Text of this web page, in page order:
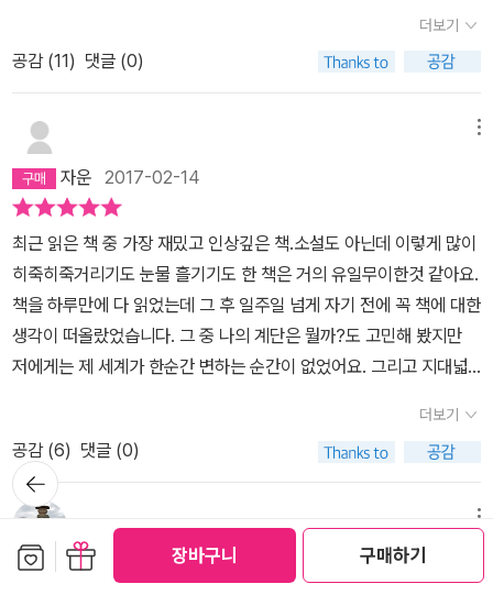
장바구니 구매하기
에 관한 생각, 자본주의에 관한 생각, 남자라면 군대가 파괴한 나의 정
신 등에대해서 생각해보고 공감하는 것도 이책을 보는 재미일 듯 하
다.
사장이 이야기한 것처럼 한 계단 올라간 것인지는 모르겠지만, 아빠
의삶의 방식과 영혼은 바뀌었다고 생각해. 생각해 보니 아빠도 그런
책들이 꽤 되는 것 같구나. 지금 그 책들을 다 이야기하려면 길어질 것
같고, 아빠도 아빠를성장하게 한 책들에 대해서 시간을 내서 정리를
한번 해봐야겠구나. 그리고 너희들도 앞으로 자라면서, 많은 책들을
만날 텐데, 어떤 책들이 너희들을 변화시킬지 궁금하구나. 아니면 벌
써 그런 책들을 만났을 수도 있고 말이야. 막둥이는 <정글에서 살아
남기>란 만화책이 그런 책들 중에 하나가아닐까 생각이 드는구나. 얼
마 전에 그 시리즈가 끝이 나서 대성통곡을 했을 정도니까 말이야.^
^ 1. 채사장은 팟캐스트를 통해서도 불편한 책을 읽으라고 권했었어.
그는책을 많이 읽는 것보다 어떤 책을 읽느냐가 더 중요하다고 생각
하는 사람이야. 사람들이 책을 읽을 때익숙한 책을 선택하는 사람과
하는 것이고, 그것이 또다른 지평을 열어준다고했어.=========
==================================두 종류
의 사람이 있다. 첫 번째는 익숙한 책을 선택하는 사람이다. 하나의 책
을 읽고 그세계에 동감하면, 다음에는 그와 관련된 좀 더 심도 있는 책
을 선택한다. 이 과정을 반복함으로써 하나의 분야를 깊이 있게 파고
드는 사람이 있다. 두번째는 불편한 책을 선택하는 사람이다. 하나의
하는 책은 물론이거니와 자신이 알고 있던 것과 반대의 이야기를 하
는 책을 불편한 책이라고 정의할 수 있다. 그렇게 자신의 세계를 깨트
시아스 아 라 비다‘(Gracias a la Vida)로 우리말로 ‘삶에 감사해‘ 정
도가 된다.가사 첫구절을 잠깐 볼까?‘삶에 감사해. 내게 너무 많은 걸
주었어.샛별 같은 눈동자를 주어흑과 백을 온전히 구분하게 하고, 하
늘에 빛나는 별들을 보게 하고수많은 사람 가운데 내 님을 찾을 수 있
게 됐네.‘총 6구절로 이루어졌는데 모두 ‘삶에 감사해. 내게 너무 많은
걸 주었어.‘로 시작하며첫구절과 비슷하게 삶에 감사한 이유들로 가
득차 있다.‘메르세데스 소사‘ 라는 아르헨티나 여가수가 부른 노래이
다. 메르세데스 벤츠가 아닌 ‘메르세데스 소사‘를 나아가 ‘누에바 칸시
지 않은 스페인어로 불리우는 저 노래를 듣고 있으면 가슴이 울컥하
는 이유는 단지 음색과 가사의 아름다움이 아니었다. 도저히 삶의 감
사함을 말할 수 없는 현실 속에서 그것을 담담히 받아들이는 그녀의
깊은 영혼과 용기있는 행동 때문인것 같다.메르세데스 소사를 통해 1
900년도 중후반시절 라틴아메리카에 행해진 미국을 비롯한 강대국
들의 착취와 독재정권의 횡포를 알게 되었다.이렇게 오늘도 난 계단
관을 깨뜨려야 한다. 헤겔의 변증법에 따라 정(正), 반(反), 합(合)의
과정으로 계단을 오르며 성장해 나간다. 정(正)은 평화롭고 고요하게
존재하는 익숙해져 있는 세계관이다. 반(反)은 정에 반대되는 세계관
이다. 정과 반의 투쟁, 자아와 반자아의 투쟁을 통해 결국 합(合)의
성숙한 정신으로 성장해 나간다. 합(合)은 완벽한 하나의 세계로 결
함없이 정상적으로 존재한다. 그리고 나서 합은 동시에 정이된다. 첫
번째 계단, 문 학 - 죄와 벌 : 열여덟, 태어나서 처음으로 책을 읽었다
두 번째 계단, 기독교 - 신약성서 : 돌아가는 지하철 안에서 펑펑 울었
다세 번째 계단, 불 교 - 붓다 : 인생에서 가장 완벽하고도 아름다운
순간을 만났다네 번째 계단, 철 학 - 차라투스트라는 이렇게 말했다 :
집을 나와 세계를 떠돌았다다섯 번째 계단, 과 학 - 우주 : 하릴없이
사치스럽게 책을 읽었다여섯 번째 계단, 이 상 - 체 게바라 : 이상적인
인간을 만났다일곱 번째 계단, 현 실 - 공산당 선언 : 현실적인 인간이
되었다여덟 번째 계단, 삶 - 메르세데스 소사 : 어느 날 갑자기 삶이
무겁게 정지했다아홉 번째 계단, 죽 음 - 티벳 사자의 서 : 모든 것이
때마침 마무리된 날, 죽기로 결심했다열 번째 계단, 나 - 우파니샤드 :
광장에 섰다열한 번째 계단, 초 월 - 경계를 넘어서 : 여행이 시작되었
다​모든 계단이 나에게 질문을 던진다. '당신이 주인공이라면 어떻게
더보기
공감 (11) 댓글 (0)
자운 2017-02-14
최근 읽은 책 중 가장 재밌고 인상깊은 책.소설도 아닌데 이렇게 많이
히죽히죽거리기도 눈물 흘기기도 한 책은 거의 유일무이한것 같아요.
책을 하루만에 다 읽었는데 그 후 일주일 넘게 자기 전에 꼭 책에 대한
생각이 떠올랐었습니다. 그 중 나의 계단은 뭘까?도 고민해 봤지만
저에게는 제 세계가 한순간 변하는 순간이 없었어요. 그리고 지대넓
빗면일까 깡쌤처럼 원형일까 김도인님처럼 오버로드일까... 저는 그
조차도 모르겠더라구요. 사실 저는 저 자신에 대해 잘 모르는 사람이
었어요. 최근이 제게는 가장 정적이고 어두운 시기입니다. 지금 마음
이 많이 힘들고 혼란스러운 순간이 나에 대해 그리고 나의 세계에 대
해 자각하고 알아가는 계기가 되길... 그리고 그 계기로 더 건강한 내
면과 성장하는 노력으로 이어지도록 스스로 많이 힘내야겠습니다.채
더보기
공감 (6) 댓글 (0)
라스티 2018-04-05
뒤로가
기